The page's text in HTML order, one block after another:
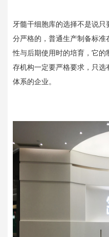
牙髓干细胞库的选择不是说
分严格的，普通生产制备标
性与后期使用时的培育，它
存机构一定要严格要求，只
体系的企业。